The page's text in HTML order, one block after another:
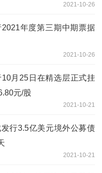
2021-10-26
年度第三期中期票据
2021-10-26
月25日在精选层正式挂
元/股
2021-10-21
行3.5亿美元境外公募债
2021-10-21